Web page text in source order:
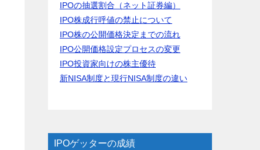
IPOの抽選割合（ネット証券編）
IPO株成行呼値の禁止について
IPO株の公開価格決定までの流れ
IPO公開価格設定プロセスの変更
IPO投資家向けの株主優待
新NISA制度と現行NISA制度の違い
IPOゲッターの成績